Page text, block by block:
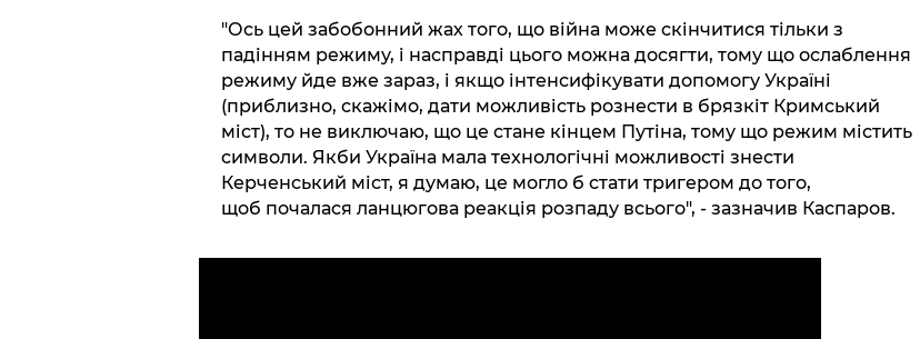
"Ось цей забобонний жах того, що війна може скінчитися тільки з
падінням режиму, і насправді цього можна досягти, тому що ослаблення
режиму йде вже зараз, і якщо інтенсифікувати допомогу Україні
(приблизно, скажімо, дати можливість рознести в брязкіт Кримський
міст), то не виключаю, що це стане кінцем Путіна, тому що режим містить
символи. Якби Україна мала технологічні можливості знести
Керченський міст, я думаю, це могло б стати тригером до того,
щоб почалася ланцюгова реакція розпаду всього", - зазначив Каспаров.